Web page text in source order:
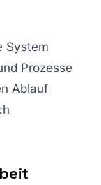
System
Prozesse
Ablauf